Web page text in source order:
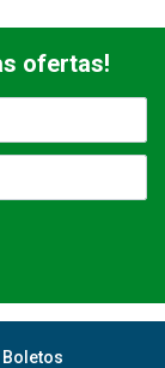
ofertas!
Boletos